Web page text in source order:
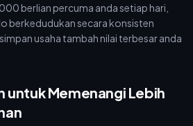
berlian percuma anda setiap hari,
berkedudukan secara konsisten
usaha tambah nilai terbesar anda
untuk Memenangi Lebih